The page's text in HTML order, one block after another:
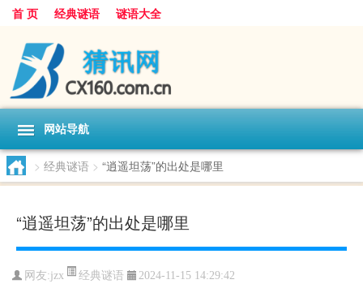
首 页 经典谜语 谜语大全
网站导航
> 经典谜语 > “逍遥坦荡”的出处是哪里
“逍遥坦荡”的出处是哪里
网友:jzx 经典谜语 2024-11-15 14:29:42